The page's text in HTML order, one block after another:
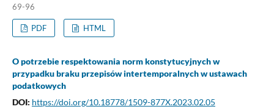
69-96
PDF HTML
O potrzebie respektowania norm konstytucyjnych w
przypadku braku przepisów intertemporalnych w ustawach
podatkowych
DOI: https://doi.org/10.18778/1509-877X.2023.02.05